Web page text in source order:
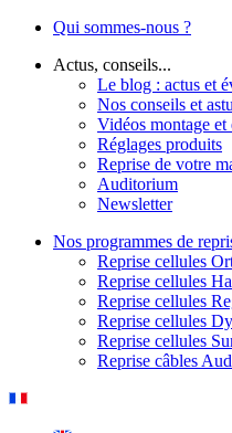
Qui sommes-nous ?
Actus, conseils...
Le blog : actus et
Nos conseils et
Vidéos montage et
Réglages produits
Reprise de votre
Auditorium
Newsletter
Nos programmes de
Reprise cellules
Reprise cellules
Reprise cellules
Reprise cellules
Reprise cellules
Reprise câbles